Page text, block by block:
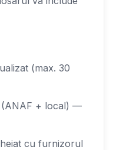
(max. 30
(ANAF + local) —
cu furnizorul